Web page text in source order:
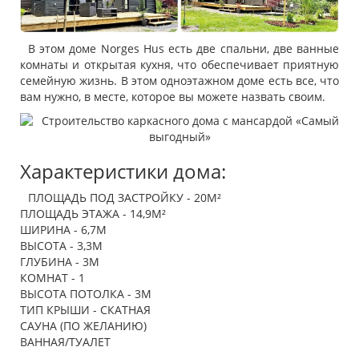
В этом доме Norges Hus есть две спальни, две ванные
комнаты и открытая кухня, что обеспечивает приятную
семейную жизнь. В этом одноэтажном доме есть все, что
вам нужно, в месте, которое вы можете назвать своим.
Характеристики дома:
ПЛОЩАДЬ ПОД ЗАСТРОЙКУ - 20М²
ПЛОЩАДЬ ЭТАЖА - 14,9М²
ШИРИНА - 6,7М
ВЫСОТА - 3,3М
ГЛУБИНА - 3М
КОМНАТ - 1
ВЫСОТА ПОТОЛКА - 3М
ТИП КРЫШИ - СКАТНАЯ
САУНА (ПО ЖЕЛАНИЮ)
ВАННАЯ/ТУАЛЕТ